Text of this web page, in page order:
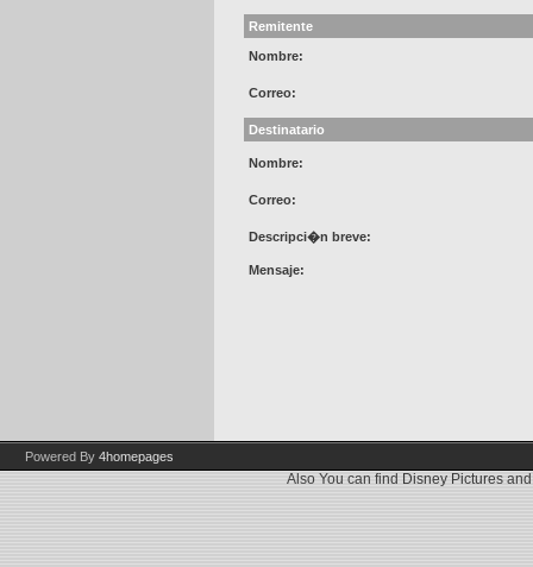
Remitente
Nombre:
Correo:
Destinatario
Nombre:
Correo:
Descripci�n breve:
Mensaje:
Powered By 4homepages
Also You can find Disney Pictures